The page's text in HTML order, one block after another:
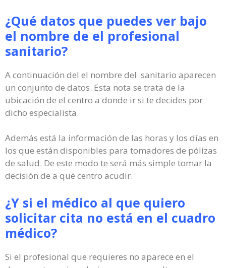
¿Qué datos que puedes ver bajo
el nombre de el profesional
sanitario?
A continuación del el nombre del sanitario aparecen
un conjunto de datos. Esta nota se trata de la
ubicación de el centro a donde ir si te decides por
dicho especialista.
Además está la información de las horas y los días en
los que están disponibles para tomadores de pólizas
de salud. De este modo te será más simple tomar la
decisión de a qué centro acudir.
¿Y si el médico al que quiero
solicitar cita no está en el cuadro
médico?
Si el profesional que requieres no aparece en el